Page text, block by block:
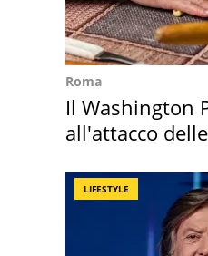
Roma
Il Washington
all'attacco
LIFESTYLE